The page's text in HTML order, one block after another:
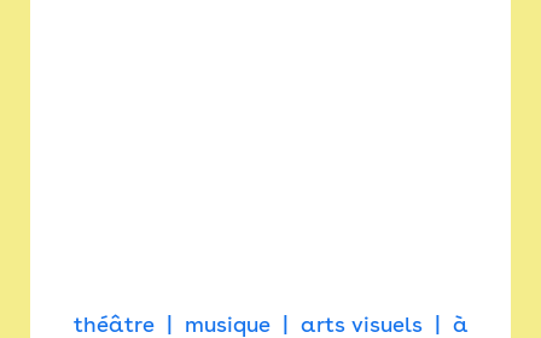
théâtre musique arts visuels
à